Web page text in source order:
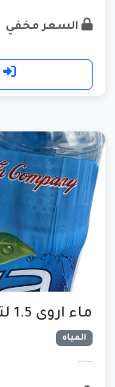
السعر مخفي
ماء اروى 1.5 لتر
المياه
......